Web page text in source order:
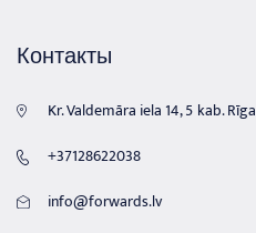
Контакты
Kr. Valdemāra iela 14, 5 kab. Rīga
+37128622038
info@forwards.lv